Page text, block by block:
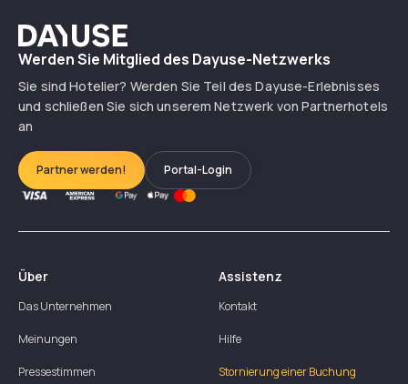
Dayuse
Werden Sie Mitglied des Dayuse-Netzwerks
Sie sind Hotelier? Werden Sie Teil des Dayuse-Erlebnisses
und schließen Sie sich unserem Netzwerk von Partnerhotels
an
Partner werden! Portal-Login
Über
Das Unternehmen
Meinungen
Pressestimmen
Assistenz
Kontakt
Hilfe
Stornierung einer Buchung